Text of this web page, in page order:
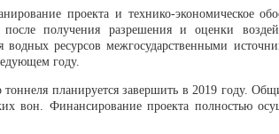
проекта и технико-экономическое
получения разрешения и оценки
водных ресурсов межгосударственными
году.
тоннеля планируется завершить в 2019 году.
вон. Финансирование проекта полностью